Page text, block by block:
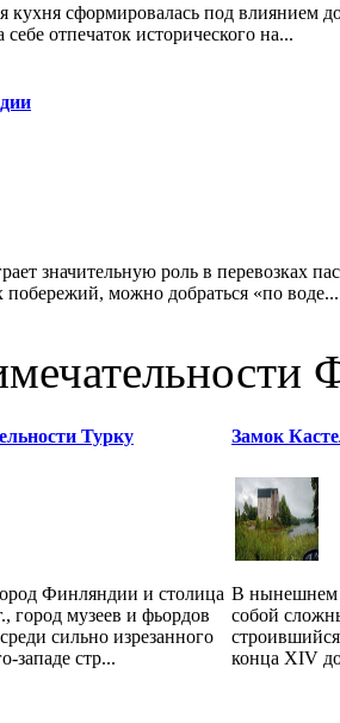
кухня сформировалась под влиянием
отпечаток исторического на...
значительную роль в перевозках
можно добраться «по воде...
Турку
Финляндии и столица
город музеев и фьордов
сильно изрезанного
западе стр...
Замок
В нынешнем
собой
конца XIV